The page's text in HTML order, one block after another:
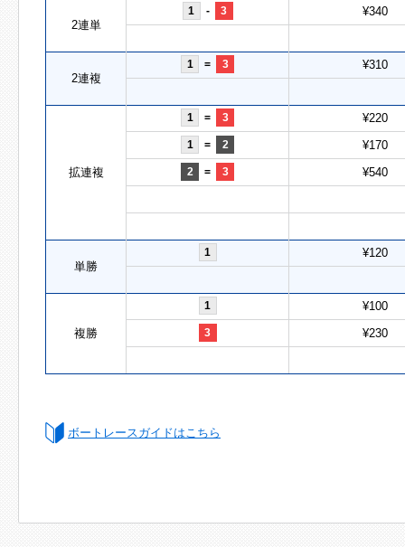
2連単
1 - 3 ¥340
2連複
1 = 3 ¥310
拡連複
1 = 3 ¥220
1 = 2 ¥170
2 = 3 ¥540
単勝
1 ¥120
複勝
1 ¥100
3 ¥230
ボートレースガイドはこちら